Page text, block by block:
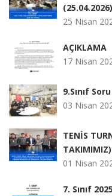
(25.04.2026)
25 Nisan
AÇIKLAMA
17 Nisan
9.Sınıf
03 Nisan
TENİS
TAKIMIMIZ)
01 Nisan
7. Sınıf